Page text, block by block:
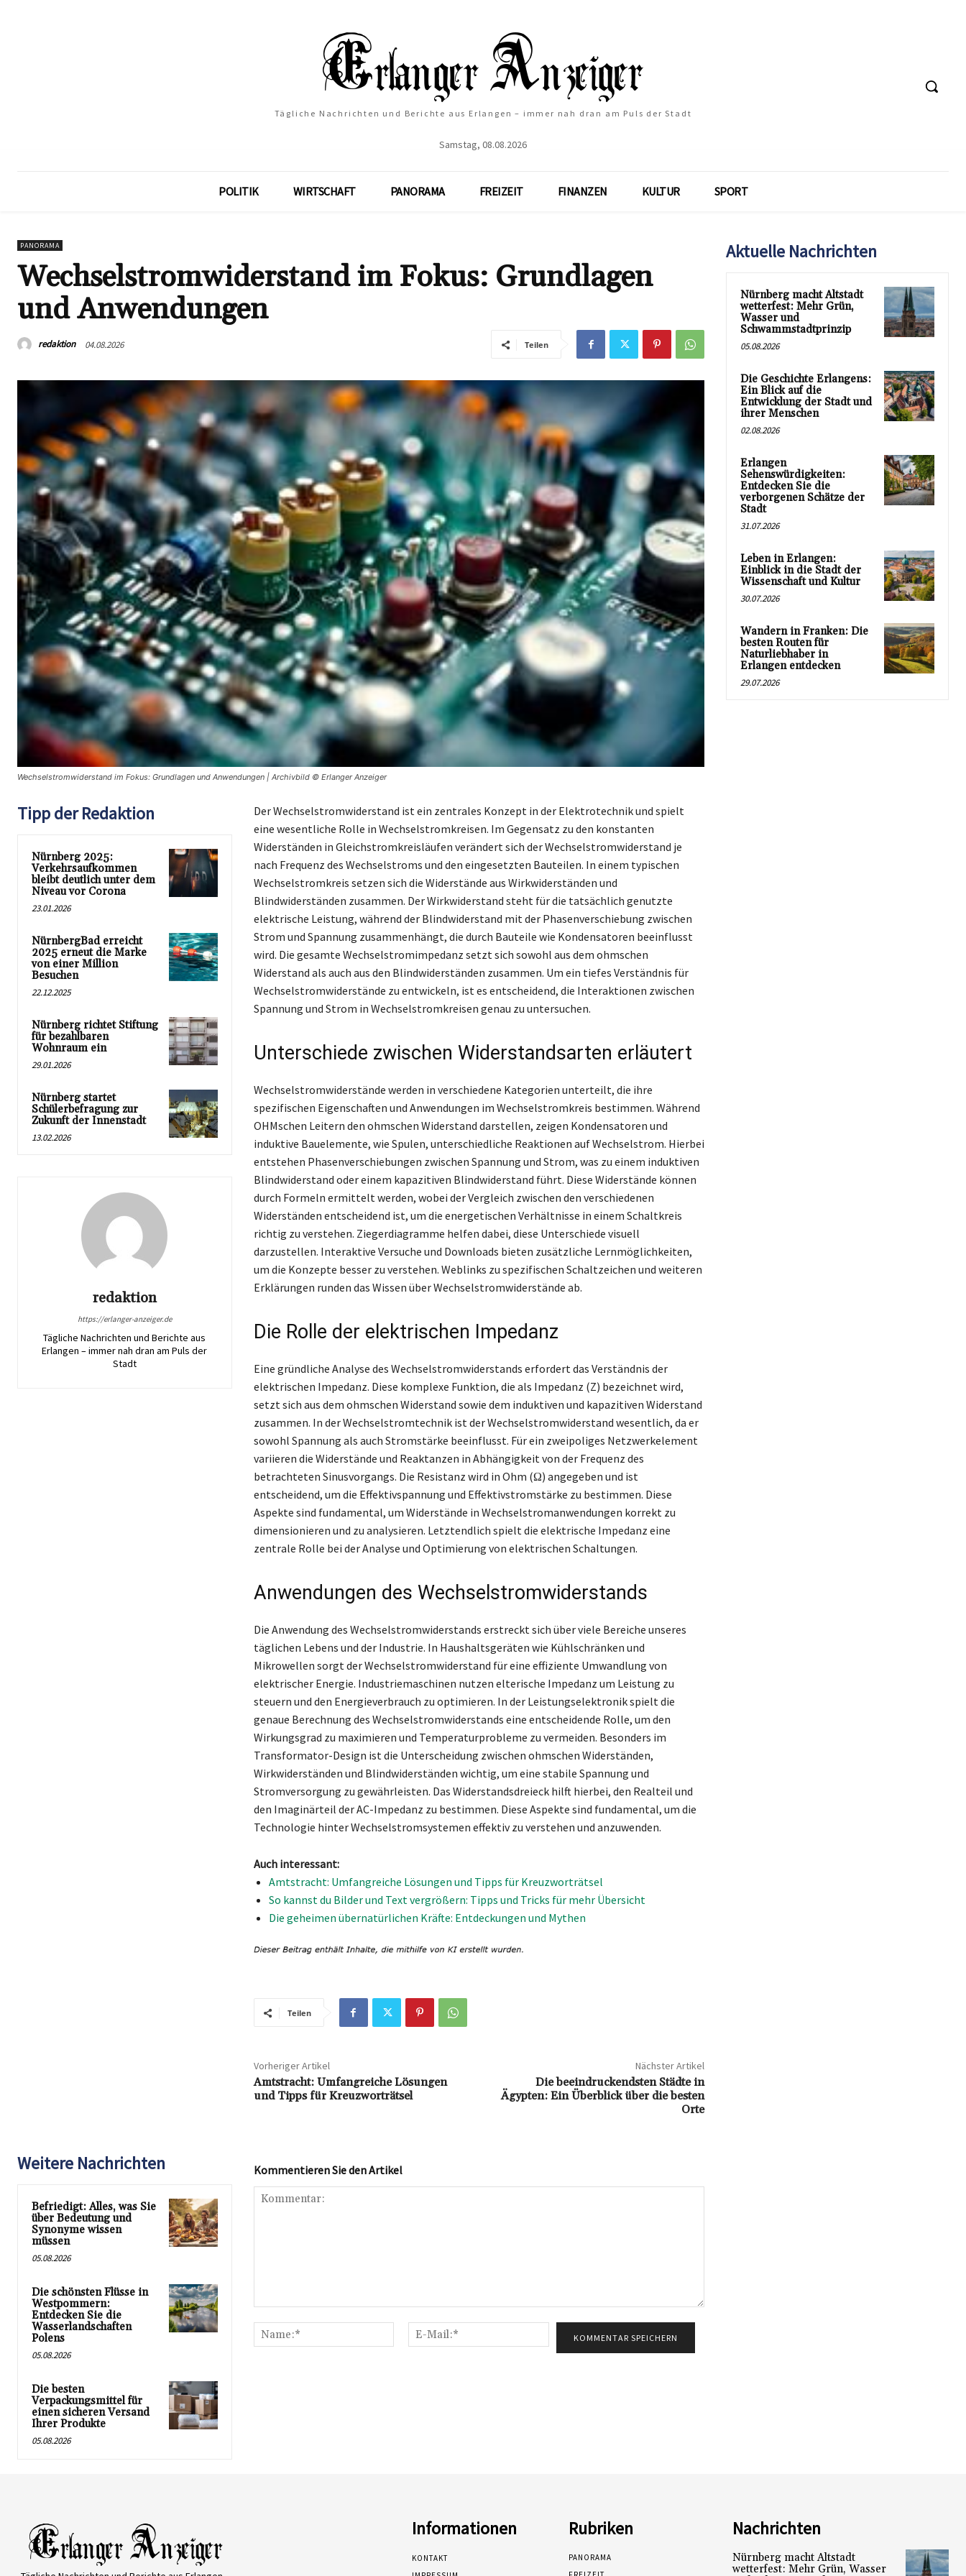
Tägliche Nachrichten und Berichte aus Erlangen – immer nah dran am Puls der Stadt
Samstag, 08.08.2026
POLITIK WIRTSCHAFT PANORAMA FREIZEIT FINANZEN KULTUR SPORT
PANORAMA
Wechselstromwiderstand im Fokus: Grundlagen
und Anwendungen
redaktion 04.08.2026 Teilen
Wechselstromwiderstand im Fokus: Grundlagen und Anwendungen | Archivbild © Erlanger Anzeiger
Tipp der Redaktion
Nürnberg 2025:
Verkehrsaufkommen
bleibt deutlich unter dem
Niveau vor Corona
23.01.2026
NürnbergBad erreicht
2025 erneut die Marke
von einer Million
Besuchen
22.12.2025
Nürnberg richtet Stiftung
für bezahlbaren
Wohnraum ein
29.01.2026
Nürnberg startet
Schülerbefragung zur
Zukunft der Innenstadt
13.02.2026
redaktion
https://erlanger-anzeiger.de
Tägliche Nachrichten und Berichte aus
Erlangen – immer nah dran am Puls der
Stadt
Der Wechselstromwiderstand ist ein zentrales Konzept in der Elektrotechnik und spielt
eine wesentliche Rolle in Wechselstromkreisen. Im Gegensatz zu den konstanten
Widerständen in Gleichstromkreisläufen verändert sich der Wechselstromwiderstand je
nach Frequenz des Wechselstroms und den eingesetzten Bauteilen. In einem typischen
Wechselstromkreis setzen sich die Widerstände aus Wirkwiderständen und
Blindwiderständen zusammen. Der Wirkwiderstand steht für die tatsächlich genutzte
elektrische Leistung, während der Blindwiderstand mit der Phasenverschiebung zwischen
Strom und Spannung zusammenhängt, die durch Bauteile wie Kondensatoren beeinflusst
wird. Die gesamte Wechselstromimpedanz setzt sich sowohl aus dem ohmschen
Widerstand als auch aus den Blindwiderständen zusammen. Um ein tiefes Verständnis für
Wechselstromwiderstände zu entwickeln, ist es entscheidend, die Interaktionen zwischen
Spannung und Strom in Wechselstromkreisen genau zu untersuchen.
Unterschiede zwischen Widerstandsarten erläutert
Wechselstromwiderstände werden in verschiedene Kategorien unterteilt, die ihre
spezifischen Eigenschaften und Anwendungen im Wechselstromkreis bestimmen. Während
OHMschen Leitern den ohmschen Widerstand darstellen, zeigen Kondensatoren und
induktive Bauelemente, wie Spulen, unterschiedliche Reaktionen auf Wechselstrom. Hierbei
entstehen Phasenverschiebungen zwischen Spannung und Strom, was zu einem induktiven
Blindwiderstand oder einem kapazitiven Blindwiderstand führt. Diese Widerstände können
durch Formeln ermittelt werden, wobei der Vergleich zwischen den verschiedenen
Widerständen entscheidend ist, um die energetischen Verhältnisse in einem Schaltkreis
richtig zu verstehen. Ziegerdiagramme helfen dabei, diese Unterschiede visuell
darzustellen. Interaktive Versuche und Downloads bieten zusätzliche Lernmöglichkeiten,
um die Konzepte besser zu verstehen. Weblinks zu spezifischen Schaltzeichen und weiteren
Erklärungen runden das Wissen über Wechselstromwiderstände ab.
Die Rolle der elektrischen Impedanz
Eine gründliche Analyse des Wechselstromwiderstands erfordert das Verständnis der
elektrischen Impedanz. Diese komplexe Funktion, die als Impedanz (Z) bezeichnet wird,
setzt sich aus dem ohmschen Widerstand sowie dem induktiven und kapazitiven Widerstand
zusammen. In der Wechselstromtechnik ist der Wechselstromwiderstand wesentlich, da er
sowohl Spannung als auch Stromstärke beeinflusst. Für ein zweipoliges Netzwerkelement
variieren die Widerstände und Reaktanzen in Abhängigkeit von der Frequenz des
betrachteten Sinusvorgangs. Die Resistanz wird in Ohm (Ω) angegeben und ist
entscheidend, um die Effektivspannung und Effektivstromstärke zu bestimmen. Diese
Aspekte sind fundamental, um Widerstände in Wechselstromanwendungen korrekt zu
dimensionieren und zu analysieren. Letztendlich spielt die elektrische Impedanz eine
zentrale Rolle bei der Analyse und Optimierung von elektrischen Schaltungen.
Anwendungen des Wechselstromwiderstands
Die Anwendung des Wechselstromwiderstands erstreckt sich über viele Bereiche unseres
täglichen Lebens und der Industrie. In Haushaltsgeräten wie Kühlschränken und
Mikrowellen sorgt der Wechselstromwiderstand für eine effiziente Umwandlung von
elektrischer Energie. Industriemaschinen nutzen elterische Impedanz um Leistung zu
steuern und den Energieverbrauch zu optimieren. In der Leistungselektronik spielt die
genaue Berechnung des Wechselstromwiderstands eine entscheidende Rolle, um den
Wirkungsgrad zu maximieren und Temperaturprobleme zu vermeiden. Besonders im
Transformator-Design ist die Unterscheidung zwischen ohmschen Widerständen,
Wirkwiderständen und Blindwiderständen wichtig, um eine stabile Spannung und
Stromversorgung zu gewährleisten. Das Widerstandsdreieck hilft hierbei, den Realteil und
den Imaginärteil der AC-Impedanz zu bestimmen. Diese Aspekte sind fundamental, um die
Technologie hinter Wechselstromsystemen effektiv zu verstehen und anzuwenden.
Auch interessant:
Amtstracht: Umfangreiche Lösungen und Tipps für Kreuzworträtsel
So kannst du Bilder und Text vergrößern: Tipps und Tricks für mehr Übersicht
Die geheimen übernatürlichen Kräfte: Entdeckungen und Mythen
Teilen
Vorheriger Artikel
Amtstracht: Umfangreiche Lösungen
und Tipps für Kreuzworträtsel
Nächster Artikel
Die beeindruckendsten Städte in
Ägypten: Ein Überblick über die besten
Orte
Weitere Nachrichten
Befriedigt: Alles, was Sie
über Bedeutung und
Synonyme wissen
müssen
05.08.2026
Die schönsten Flüsse in
Westpommern:
Entdecken Sie die
Wasserlandschaften
Polens
05.08.2026
Die besten
Verpackungsmittel für
einen sicheren Versand
Ihrer Produkte
05.08.2026
Kommentieren Sie den Artikel
Name:*
Mail:*
Aktuelle Nachrichten
Nürnberg macht Altstadt
wetterfest: Mehr Grün,
Wasser und
Schwammstadtprinzip
05.08.2026
Die Geschichte Erlangens:
Ein Blick auf die
Entwicklung der Stadt und
ihrer Menschen
02.08.2026
Erlangen
Sehenswürdigkeiten:
Entdecken Sie die
verborgenen Schätze der
Stadt
31.07.2026
Leben in Erlangen:
Einblick in die Stadt der
Wissenschaft und Kultur
30.07.2026
Wandern in Franken: Die
besten Routen für
Naturliebhaber in
Erlangen entdecken
29.07.2026
Informationen
KONTAKT
Rubriken
PANORAMA
Nachrichten
Nürnberg macht Altstadt
wetterfest: Mehr Grün, Wasser